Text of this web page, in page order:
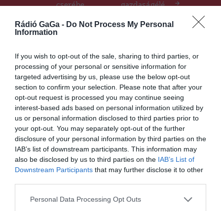
Rádió GaGa - Do Not Process My Personal
Information
If you wish to opt-out of the sale, sharing to third parties, or
processing of your personal or sensitive information for
targeted advertising by us, please use the below opt-out
section to confirm your selection. Please note that after your
opt-out request is processed you may continue seeing
interest-based ads based on personal information utilized by
us or personal information disclosed to third parties prior to
your opt-out. You may separately opt-out of the further
disclosure of your personal information by third parties on the
IAB’s list of downstream participants. This information may
also be disclosed by us to third parties on the IAB’s List of
Downstream Participants that may further disclose it to other
Personal Data Processing Opt Outs
cserébe
gazdaságélé
programok
Ez is érdekelheti
Egyre kevesebb az állás a
megyében